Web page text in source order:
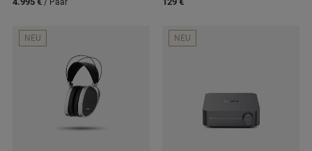
/ Paar
NEU NEU